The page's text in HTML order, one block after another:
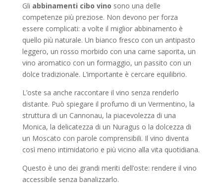
Gli abbinamenti cibo vino sono una delle
competenze più preziose. Non devono per forza
essere complicati: a volte il miglior abbinamento è
quello più naturale. Un bianco fresco con un antipasto
leggero, un rosso morbido con una carne saporita, un
vino aromatico con un formaggio, un passito con un
dolce tradizionale. L’importante è cercare equilibrio.
L’oste sa anche raccontare il vino senza renderlo
distante. Può spiegare il profumo di un Vermentino, la
struttura di un Cannonau, la piacevolezza di una
Monica, la delicatezza di un Nuragus o la dolcezza di
un Moscato con parole comprensibili. Il vino diventa
così meno intimidatorio e più vicino alla vita quotidiana.
Questo è uno dei grandi meriti dell’oste: rendere il vino
accessibile senza banalizzarlo.